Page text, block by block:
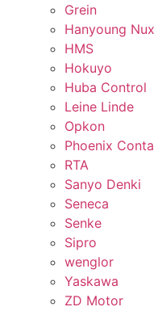
Grein
Hanyoung Nux
HMS
Hokuyo
Huba Control
Leine Linde
Opkon
Phoenix
RTA
Sanyo Denki
Seneca
Senke
Sipro
wenglor
Yaskawa
ZD Motor